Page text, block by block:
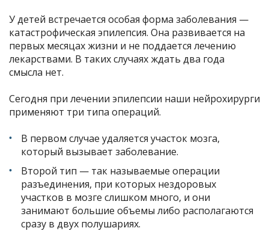
У детей встречается особая форма заболевания —
катастрофическая эпилепсия. Она развивается на
первых месяцах жизни и не поддается лечению
лекарствами. В таких случаях ждать два года
смысла нет.
Сегодня при лечении эпилепсии наши нейрохирурги
применяют три типа операций.
В первом случае удаляется участок мозга,
который вызывает заболевание.
Второй тип — так называемые операции
разъединения, при которых нездоровых
участков в мозге слишком много, и они
занимают большие объемы либо располагаются
сразу в двух полушариях.